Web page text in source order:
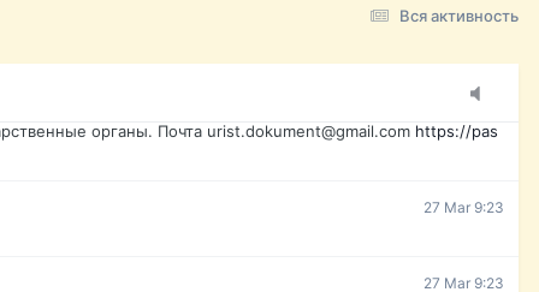
Вся активность
15 Mar 16:47
органы. Почта urist.dokument@gmail.com https://pas
27 Mar 9:23
27 Mar 9:23